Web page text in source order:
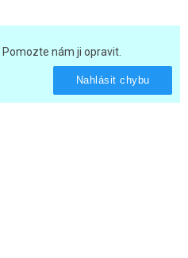
Pomozte nám ji opravit.
Nahlásit chybu